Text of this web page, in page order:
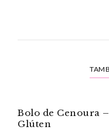
Bolo de Cenoura
Glúten